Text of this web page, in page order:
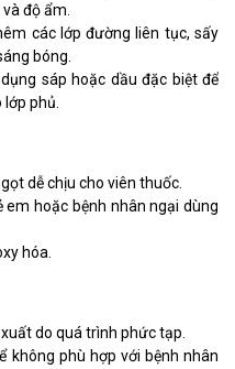
độ ẩm.
các lớp đường liên tục, sấy
bóng.
sáp hoặc dầu đặc biệt để
phủ.
dễ chịu cho viên thuốc.
hoặc bệnh nhân ngại dùng
hóa.
do quá trình phức tạp.
không phù hợp với bệnh nhân